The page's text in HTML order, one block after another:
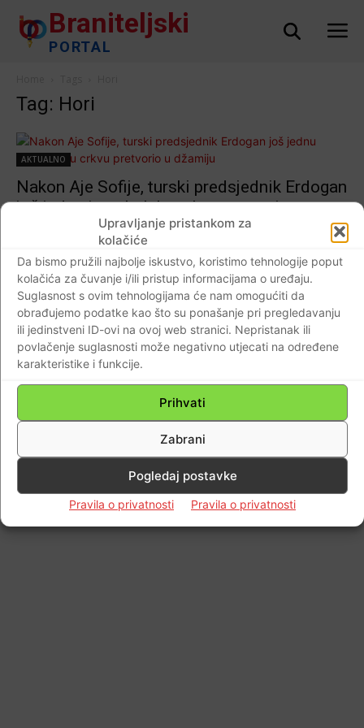
Upravljanje pristankom za
kolačiće
Da bismo pružili najbolje iskustvo, koristimo tehnologije poput
kolačića za čuvanje i/ili pristup informacijama o uređaju.
Suglasnost s ovim tehnologijama će nam omogućiti da
obrađujemo podatke kao što su ponašanje pri pregledavanju
ili jedinstveni ID-ovi na ovoj web stranici. Nepristanak ili
povlačenje suglasnosti može negativno utjecati na određene
karakteristike i funkcije.
Prihvati
Zabrani
Pogledaj postavke
Pravila o privatnosti Pravila o privatnosti
Braniteljski
PORTAL
Tag: Hori
AKTUALNO
Nakon Aje Sofije, turski predsjednik Erdogan
još jednu istanbulsku crkvu pretvorio u
Impressum Kontaktirajte nas Pravila o privatnosti
© Newspaper WordPress Theme by TagDiv